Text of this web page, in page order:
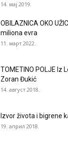
14. мај 2019.
OBILAZNICA OKO
miliona evra
11. март 2022.
TOMETINO POLJE Iz
Zoran Đukić
14. август 2018.
Izvor života i bigrene
19. април 2018.